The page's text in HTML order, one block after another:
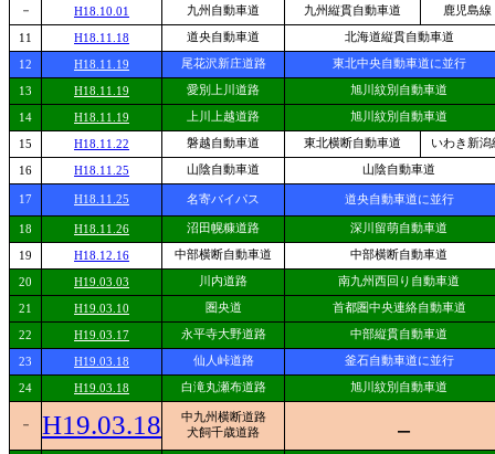
－ H18.10.01 九州自動車道 九州縦貫自動車道 鹿児島線
11 H18.11.18 道央自動車道 北海道縦貫自動車道
12 H18.11.19 尾花沢新庄道路 東北中央自動車道に並行
13 H18.11.19 愛別上川道路 旭川紋別自動車道
14 H18.11.19 上川上越道路 旭川紋別自動車道
15 H18.11.22 磐越自動車道 東北横断自動車道 いわき新潟
16 H18.11.25 山陰自動車道 山陰自動車道
17 H18.11.25 名寄バイパス 道央自動車道に並行
18 H18.11.26 沼田幌糠道路 深川留萌自動車道
19 H18.12.16 中部横断自動車道 中部横断自動車道
20 H19.03.03 川内道路 南九州西回り自動車道
21 H19.03.10 圏央道 首都圏中央連絡自動車道
22 H19.03.17 永平寺大野道路 中部縦貫自動車道
23 H19.03.18 仙人峠道路 釜石自動車道に並行
24 H19.03.18 白滝丸瀬布道路 旭川紋別自動車道
－ H19.03.18
中九州横断道路
犬飼千歳道路
－